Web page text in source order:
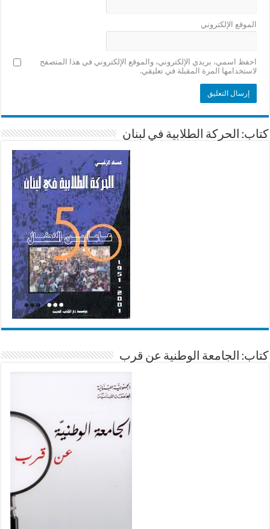
الموقع الإلكتروني
احفظ اسمي، بريدي الإلكتروني، والموقع الإلكتروني في هذا المتصفح
لاستخدامها المرة المقبلة في تعليقي.
كتاب: الحركة الطلابية في لبنان
كتاب: الجامعة الوطنية عن قرب